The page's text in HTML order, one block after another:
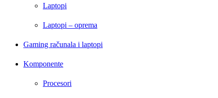
Laptopi
Laptopi – oprema
Gaming računala i laptopi
Komponente
Procesori